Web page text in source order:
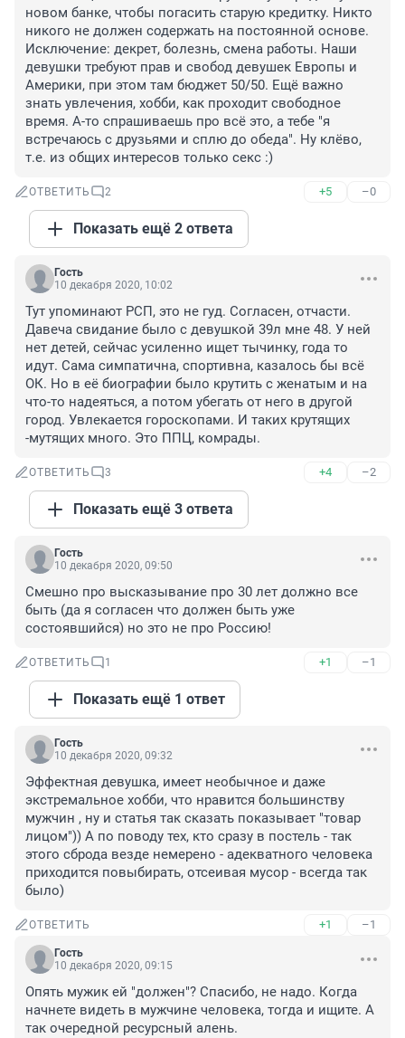
новом банке, чтобы погасить старую кредитку. Никто
никого не должен содержать на постоянной основе.
Исключение: декрет, болезнь, смена работы. Наши
девушки требуют прав и свобод девушек Европы и
Америки, при этом там бюджет 50/50. Ещё важно
знать увлечения, хобби, как проходит свободное
время. А-то спрашиваешь про всё это, а тебе "я
встречаюсь с друзьями и сплю до обеда". Ну клёво,
т.е. из общих интересов только секс :)
ОТВЕТИТЬ 2 +5 –0
Показать ещё 2 ответа
Гость
10 декабря 2020, 10:02
Тут упоминают РСП, это не гуд. Согласен, отчасти.
Давеча свидание было с девушкой 39л мне 48. У ней
нет детей, сейчас усиленно ищет тычинку, года то
идут. Сама симпатична, спортивна, казалось бы всё
ОК. Но в её биографии было крутить с женатым и на
что-то надеяться, а потом убегать от него в другой
город. Увлекается гороскопами. И таких крутящих
-мутящих много. Это ППЦ, комрады.
ОТВЕТИТЬ 3 +4 –2
Показать ещё 3 ответа
Гость
10 декабря 2020, 09:50
Смешно про высказывание про 30 лет должно все
быть (да я согласен что должен быть уже
состоявшийся) но это не про Россию!
ОТВЕТИТЬ 1 +1 –1
Показать ещё 1 ответ
Гость
10 декабря 2020, 09:32
Эффектная девушка, имеет необычное и даже
экстремальное хобби, что нравится большинству
мужчин , ну и статья так сказать показывает "товар
лицом")) А по поводу тех, кто сразу в постель - так
этого сброда везде немерено - адекватного человека
приходится повыбирать, отсеивая мусор - всегда так
было)
ОТВЕТИТЬ +1 –1
Гость
10 декабря 2020, 09:15
Опять мужик ей "должен"? Спасибо, не надо. Когда
начнете видеть в мужчине человека, тогда и ищите. А
так очередной ресурсный алень.